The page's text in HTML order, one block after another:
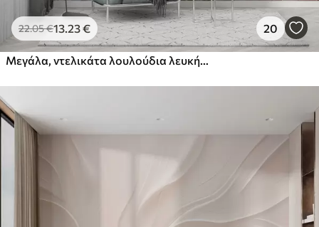
22.05€13 .23€ 20